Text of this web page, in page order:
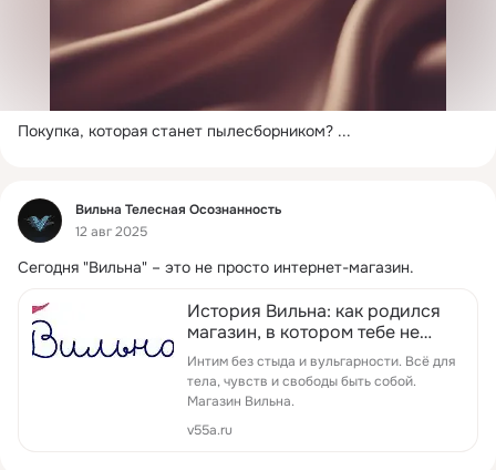
Покупка, которая станет пылесборником? ...
Фид
Вильна Телесная Осознанность
12 авг 2025
Сегодня "Вильна" – это не просто интернет-магазин.
История Вильна: как родился
магазин, в котором тебе не
продают секс
Интим без стыда и вульгарности. Всё для
тела, чувств и свободы быть собой.
Магазин Вильна.
v55a.ru